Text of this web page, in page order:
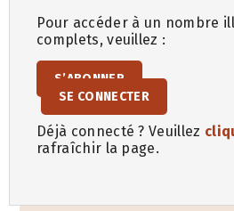
Pour accéder à un nombre
complets, veuillez :
S’ABONNER
SE CONNECTER
Déjà connecté ? Veuillez
rafraîchir la page.